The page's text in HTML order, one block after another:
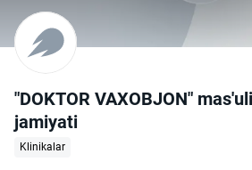
"DOKTOR VAXOBJON"
jamiyati
Klinikalar